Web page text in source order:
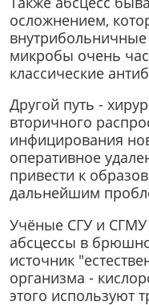
осложнением,
микробы очень
классические
Другой путь -
вторичного
инфицирования
оперативное
привести к
дальнейшим
Учёные СГУ и
абсцессы в
источник
организма -
этого используют